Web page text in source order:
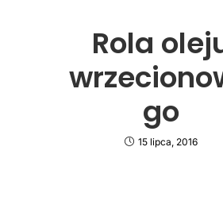
Rola
go
15 lipca, 2016